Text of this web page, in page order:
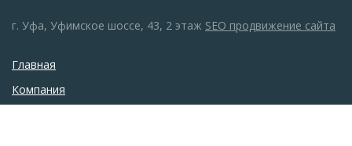
г. Уфа, Уфимское шоссе, 43, 2 этаж SEO продвижение сайта
Главная
Компания